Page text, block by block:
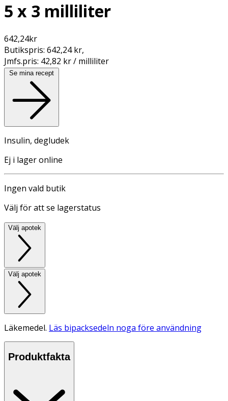
5 x 3 milliliter
642,24kr
Butikspris: 642,24 kr,
Jmfs.pris: 42,82 kr / milliliter
Se mina recept
Insulin, degludek
Ej i lager online
Ingen vald butik
Välj för att se lagerstatus
Välj apotek
Välj apotek
Läkemedel. Läs bipacksedeln noga före användning
Produktfakta